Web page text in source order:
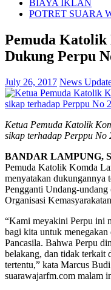
BIAYA IKLAN
POTRET SUARA
Pemuda
Dukung Perpu
July 26, 2017 News
Ketua Pemuda Katolik
sikap terhadap Perppu
BANDAR LAMPUNG,
Pemuda Katolik Komda
menyatakan dukungannya
Pengganti Undang-
Organisasi
“Kami meyakini Perpu ini
bagi kita untuk
Pancasila. Bahwa Perpu
belakang, dan tidak terkait
tertentu,” kata Marcus
suarawajarfm.com malam